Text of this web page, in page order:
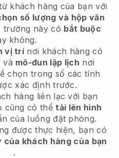
khách hàng của bạn với
số lượng và hộp văn
trường này có bắt buộc
không.
vị trínơi khách hàng có
và mô-đun lập lịch nơi
chọn trong số các tính
xác định trước.
hàng liên lạc với bạn
cũng có thểtải lên hình
của luồng đặt phòng.
được thực hiện, bạn có
của khách hàng của bạn
.